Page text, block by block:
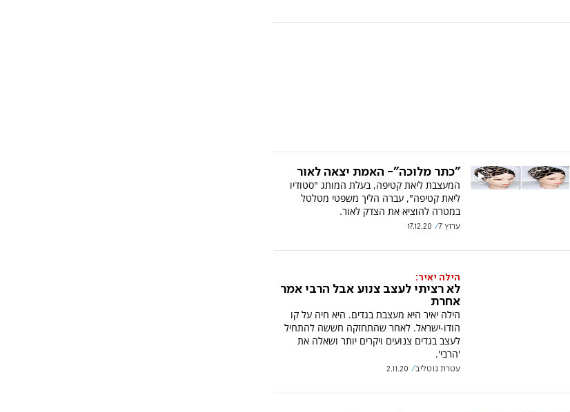
"כתר מלוכה"- האמת יצאה לאור
המעצבת ליאת קטיפה, בעלת המותג "סטודיו
ליאת קטיפה", עברה הליך משפטי מטלטל
במטרה להוציא את הצדק לאור.
ערוץ 7 17.12.20
הילה יאיר:
לא רציתי לעצב צנוע אבל הרבי אמר
אחרת
הילה יאיר היא מעצבת בגדים. היא חיה על קו
הודו-ישראל. לאחר שהתחזקה חששה להתחיל
לעצב בגדים צנועים ויקרים יותר ושאלה את
'הרבי'.
עטרת גוטליב 2.11.20